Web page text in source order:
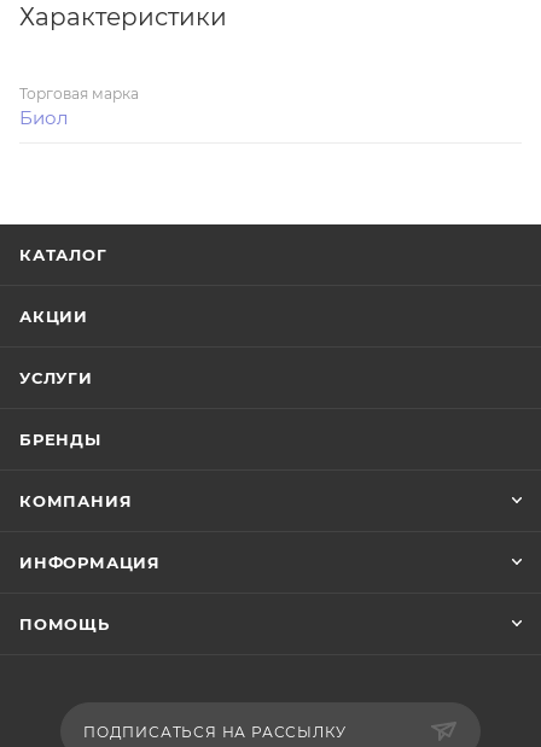
Характеристики
Торговая марка
Биол
КАТАЛОГ
АКЦИИ
УСЛУГИ
БРЕНДЫ
КОМПАНИЯ
ИНФОРМАЦИЯ
ПОМОЩЬ
ПОДПИСАТЬСЯ НА РАССЫЛКУ